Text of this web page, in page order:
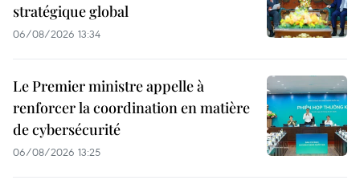
stratégique global
06/08/2026 13:34
Le Premier ministre appelle à
renforcer la coordination en matière
de cybersécurité
06/08/2026 13:25